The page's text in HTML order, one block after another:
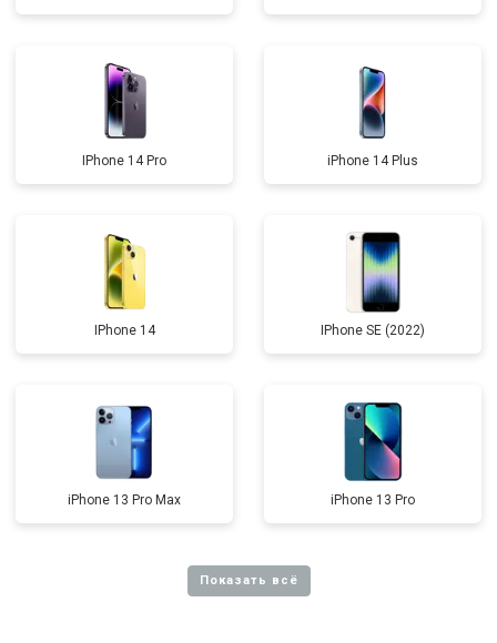
IPhone 14 Pro iPhone 14 Plus
IPhone 14 IPhone SE (2022)
iPhone 13 Pro Max iPhone 13 Pro